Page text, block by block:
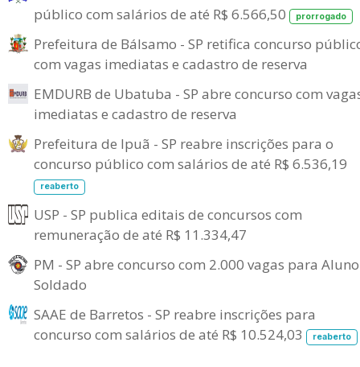
público com salários de até R$ 6.566,50
prorrogado
Prefeitura de Bálsamo - SP retifica concurso
com vagas imediatas e cadastro de reserva
EMDURB de Ubatuba - SP abre concurso com
imediatas e cadastro de reserva
Prefeitura de Ipuã - SP reabre inscrições para o
concurso público com salários de até R$ 6.536,19
reaberto
USP - SP publica editais de concursos com
remuneração de até R$ 11.334,47
PM - SP abre concurso com 2.000 vagas para
Soldado
SAAE de Barretos - SP reabre inscrições para
concurso com salários de até R$ 10.524,03
reaberto